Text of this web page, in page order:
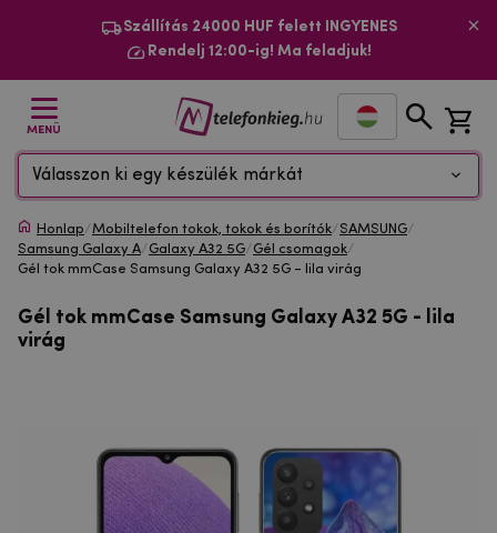
Szállítás 24000 HUF felett INGYENES
Rendelj 12:00-ig! Ma feladjuk!
MENÜ
Válasszon ki egy készülék márkát
Honlap/Mobiltelefon tokok, tokok és borítók/SAMSUNG/
Samsung Galaxy A/Galaxy A32 5G/Gél csomagok/
Gél tok mmCase Samsung Galaxy A32 5G - lila virág
Gél tok mmCase Samsung Galaxy A32 5G - lila
virág